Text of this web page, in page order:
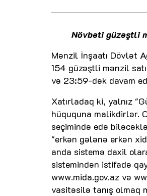
Növbəti güzəştli
Mənzil İnşaatı Dövlət
154 güzəştli mənzil
və 23:59-dək davam
Xatırladaq ki, yalnız
hüququna malikdirlər.
seçimində edə
"erkən gələnə erkən
anda sistemə daxil
sistemindən istifadə
www.mida.gov.az və
vasitəsilə tanış olmaq